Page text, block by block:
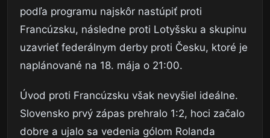
podľa programu najskôr nastúpiť proti
Francúzsku, následne proti Lotyšsku a skupinu
uzavrieť federálnym derby proti Česku, ktoré je
naplánované na 18. mája o 21:00.
Úvod proti Francúzsku však nevyšiel ideálne.
Slovensko prvý zápas prehralo 1:2, hoci začalo
dobre a ujalo sa vedenia gólom Rolanda